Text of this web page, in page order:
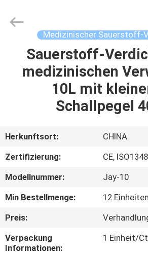
HAUS
PRODUKTE
SHOW
UNS
FABRIK-
AUSFLUG
Medizinischer Sauerstoff-
Sauerstoff-
medizinischen
10L mit
Schallpegel
Herkunftsort:
CHINA
Zertifizierung:
CE,
Modellnummer:
Jay-10
Min Bestellmenge:
12 Einheiten
Preis:
Verpackung
Informationen:
1 Einheit/